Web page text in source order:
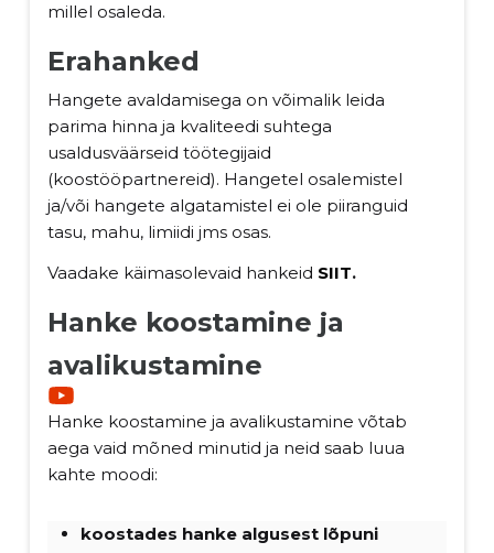
millel osaleda.
Erahanked
Hangete avaldamisega on võimalik leida
parima hinna ja kvaliteedi suhtega
usaldusväärseid töötegijaid
(koostööpartnereid). Hangetel osalemistel
ja/või hangete algatamistel ei ole piiranguid
tasu, mahu, limiidi jms osas.
Vaadake käimasolevaid hankeid SIIT.
Hanke koostamine ja
avalikustamine
Hanke koostamine ja avalikustamine võtab
aega vaid mõned minutid ja neid saab luua
kahte moodi:
koostades hanke algusest lõpuni